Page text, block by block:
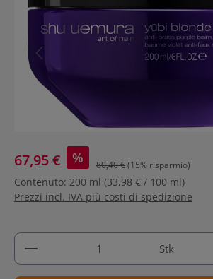
67,95 € % 80,40 €(15% risparmio)
Contenuto: 200 ml (33,98 € / 100 ml)
Prezzi incl. IVA più costi di spedizione
Quantità del prodotto: inserisci
Stk